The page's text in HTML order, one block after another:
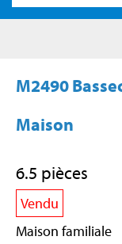
M2490
Maison
6.5 pièces
Vendu
Maison familiale